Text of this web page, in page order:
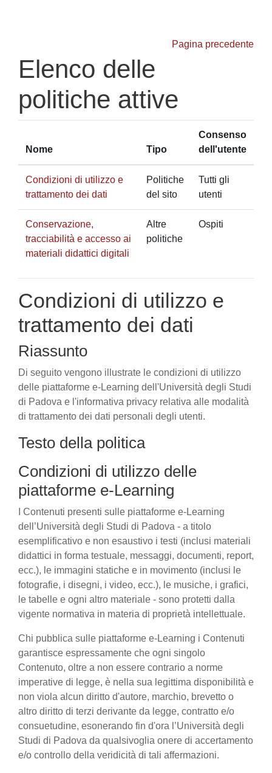
Pagina precedente
Elenco delle
politiche attive
Nome Tipo
Consenso
dell'utente
Condizioni di utilizzo e
trattamento dei dati
Politiche
del sito
Tutti gli
utenti
Conservazione,
tracciabilità e accesso ai
materiali didattici digitali
Altre
politiche
Ospiti
Condizioni di utilizzo e
trattamento dei dati
Riassunto
Di seguito vengono illustrate le condizioni di utilizzo
delle piattaforme e-Learning dell'Università degli Studi
di Padova e l'informativa privacy relativa alle modalità
di trattamento dei dati personali degli utenti.
Testo della politica
Condizioni di utilizzo delle
piattaforme e-Learning
I Contenuti presenti sulle piattaforme e-Learning
dell’Università degli Studi di Padova - a titolo
esemplificativo e non esaustivo i testi (inclusi materiali
didattici in forma testuale, messaggi, documenti, report,
ecc.), le immagini statiche e in movimento (inclusi le
fotografie, i disegni, i video, ecc.), le musiche, i grafici,
le tabelle e ogni altro materiale - sono protetti dalla
vigente normativa in materia di proprietà intellettuale.
Chi pubblica sulle piattaforme e-Learning i Contenuti
garantisce espressamente che ogni singolo
Contenuto, oltre a non essere contrario a norme
imperative di legge, è nella sua legittima disponibilità e
non viola alcun diritto d'autore, marchio, brevetto o
altro diritto di terzi derivante da legge, contratto e/o
consuetudine, esonerando fin d'ora l’Università degli
Studi di Padova da qualsivoglia onere di accertamento
e/o controllo della veridicità di tali affermazioni.